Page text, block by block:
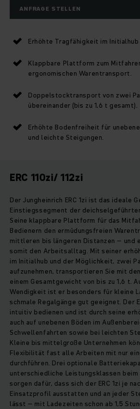
ANFRAGE STELLEN
Erhöhte Tragfähigkeit im Initialhub
Klappbare Plattform zum
ergonomischen Warentransport.
Doppelstocktransport von zwei
übereinander (bis zu 1,6 t gesamt).
Erhöhte Bodenfreiheit für
und leichte Steigungen.
ERC 110zi/ 112zi
Der Jungheinrich ERC 1zi ist das ideale
Einstiegssegment der
Seine klappbare Plattform für das
Bedienern den ermüdungsfreien
mittleren bis längeren Distanzen – und
somit den Arbeitsalltag. Mit seiner
im Initialhub und der Möglichkeit, zwei
aufzunehmen, transportieren Sie mit
einem Gesamtgewicht von bis zu 1,6 t.
Wendigkeit ist er besonders für kleine
schmale Regalgänge gut geeignet. Der
intuitiv bedienen und ist durch seine
auch auf unebenen Böden im
Schwellenfahrten sowie bei leichten
Kleine bis mittelgroße Unternehmen
Flexibilität fast alle Arbeiten mit nur
durchführen. Drei optionale
unterschiedliche Leistungsklassen
sorgen dafür, dass sich der ERC 1zi je
Einsatzprofil ausstatten und an jeder
lässt – mit Ladezeiten schon ab 1,5